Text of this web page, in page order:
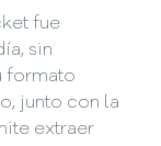
fue
sin
formato
junto con la
extraer